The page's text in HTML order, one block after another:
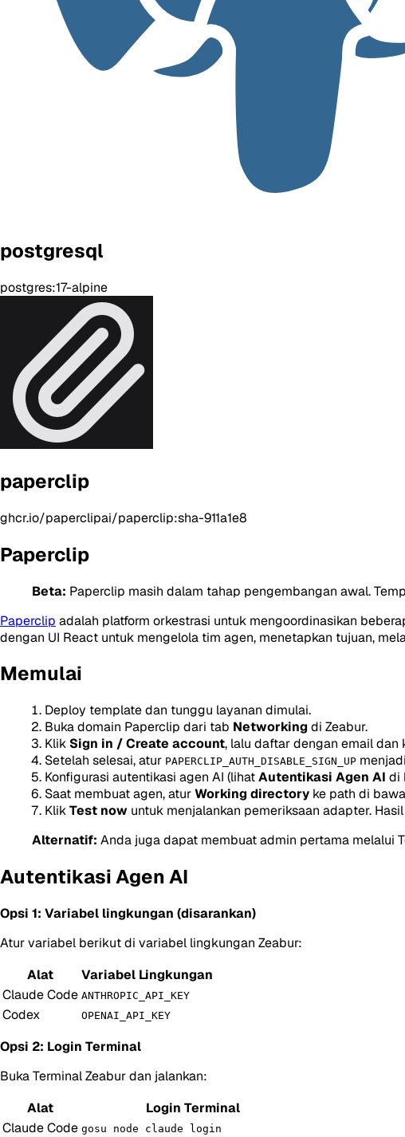
postgresql
postgres:17-alpine
paperclip
ghcr.io/paperclipai/paperclip:sha-911a1e8
Paperclip
Beta: Paperclip masih dalam tahap pengembangan awal.
Paperclip adalah platform orkestrasi untuk mengoordinasikan
dengan UI React untuk mengelola tim agen, menetapkan tujuan,
Memulai
Deploy template dan tunggu layanan dimulai.
Buka domain Paperclip dari tab Networkingdi Zeabur.
Klik Sign in / Create account, lalu daftar dengan email
Setelah selesai, atur PAPERCLIP_AUTH_DISABLE_SIGN_UP menjadi
Konfigurasi autentikasi agen AI (lihatAutentikasi Agen AI di
Saat membuat agen, aturWorking directory ke path di
KlikTest now untuk menjalankan pemeriksaan adapter.
Alternatif: Anda juga dapat membuat admin pertama melalui
Autentikasi Agen AI
Opsi 1: Variabel lingkungan (disarankan)
Atur variabel berikut di variabel lingkungan Zeabur:
Alat
Variabel Lingkungan
Claude Code ANTHROPIC_API_KEY
Codex OPENAI_API_KEY
Opsi 2: Login Terminal
Buka Terminal Zeabur dan jalankan:
Alat
Login Terminal
Claude Code gosu node claude login